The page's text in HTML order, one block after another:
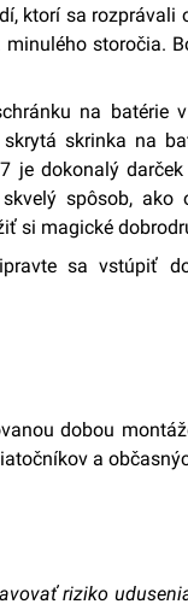
ktorí sa rozprávali
storočia.
na batérie
skrinka na
je dokonalý
spôsob, ako
si magické
sa vstúpiť
dobou
a
riziko